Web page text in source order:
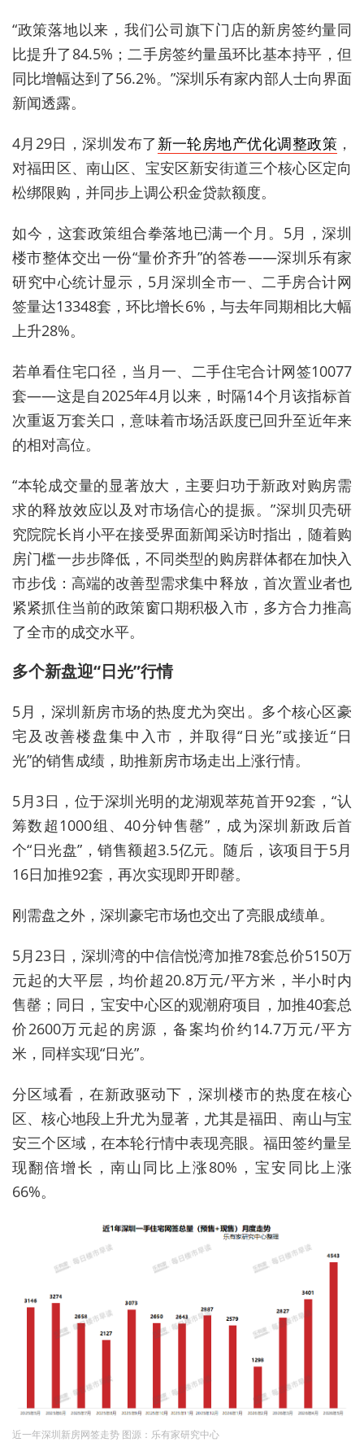
“政策落地以来，我们公司旗下门店的新房签约量同
比提升了84.5%；二手房签约量虽环比基本持平，但
同比增幅达到了56.2%。”深圳乐有家内部人士向界面
新闻透露。
4月29日，深圳发布了新一轮房地产优化调整政策 ，
对福田区、南山区、宝安区新安街道三个核心区定向
松绑限购，并同步上调公积金贷款额度。
如今， 这套政策组合拳落地已满一个月。 5月，深圳
楼市整体交出一份“量价齐升”的答卷——深圳乐有家
研究中心统计显示，5月深圳全市一、二手房合计网
签量达13348套，环比增长6%，与去年同期相比大幅
上升28%。
若单看住宅口径，当月一、二手住宅合计网签10077
套——这是自2025年4月以来，时隔14个月该指标首
次重返万套关口，意味着市场活跃度已回升至近年来
的相对高位。
“本轮成交量的显著放大，主要归功于新政对购房需
求的释放效应以及对市场信心的提振。”深圳贝壳研
究院院长肖小平在接受界面新闻采访时指出，随着购
房门槛一步步降低，不同类型的购房群体都在加快入
市步伐：高端的改善型需求集中释放，首次置业者也
紧紧抓住当前的政策窗口期积极入市，多方合力推高
了全市的成交水平。
多个新盘迎“日光”行情
5月，深圳新房市场的热度尤为突出。多个核心区豪
宅及改善楼盘集中入市，并取得“日光”或接近“日
光”的销售成绩，助推新房市场走出上涨行情。
5月3日，位于深圳光明的龙湖观萃苑首开92套，“认
筹数超1000组、40分钟售罄”，成为深圳新政后首
个“日光盘”，销售额超3.5亿元。随后，该项目于5月
16日加推92套，再次实现即开即罄。
刚需盘之外，深圳豪宅市场也交出了亮眼成绩单。
5月23日，深圳湾的中信信悦湾加推78套总价5150万
元起的大平层，均价超20.8万元/平方米，半小时内
售罄；同日， 宝安中心区的观潮府项目， 加推40套总
价2600万元起的房源，备案均价约14.7万元/平方
米，同样实现“日光”。
分区域看，在新政驱动下，深圳楼市的热度在核心
区、核心地段上升尤为显著，尤其是福田、南山与宝
安三个区域，在本轮行情中表现亮眼。福田签约量呈
现翻倍增长，南山同比上涨80%，宝安同比上涨
66%。
近一年深圳新房网签走势 图源：乐有家研究中心